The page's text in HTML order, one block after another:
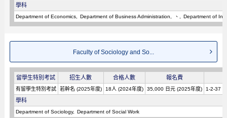
學科
Department of Economics Department of Business Administration 、 Department of
Faculty of Sociology and So...
留學生特別考試 招生人數 合格人數 報名費
有留學生特別考試 若幹名 (2025年度) 18人 (2024年度) 35,000 日元 (2025年度) 1-2-37
學科
Department of Sociology Department of Social Work